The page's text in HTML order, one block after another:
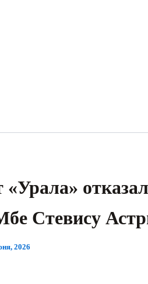
«Урала»
Стевису
2026